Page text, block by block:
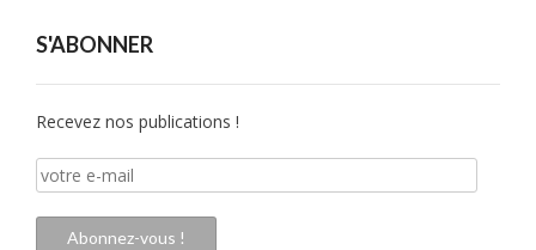
S'ABONNER
Recevez nos publications !
votre
e-
mail
Abonnez-vous !